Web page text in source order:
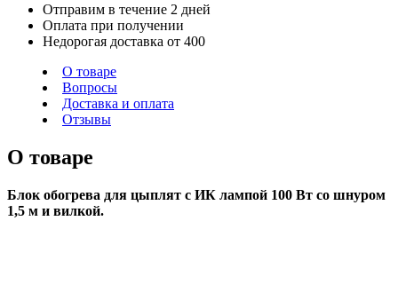
Отправим в течение 2 дней
Оплата при получении
Недорогая доставка от 400
О товаре
Вопросы
Доставка и оплата
Отзывы
О товаре
Блок обогрева для цыплят с ИК лампой 100 Вт со шнуром
1,5 м и вилкой.